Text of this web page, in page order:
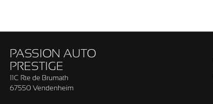
PASSION AUTO
PRESTIGE
11C Rte de Brumath
67550 Vendenheim